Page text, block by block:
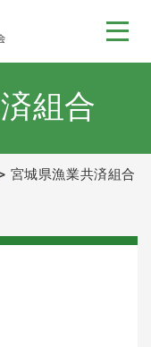
組合
宮城県漁業共済組合